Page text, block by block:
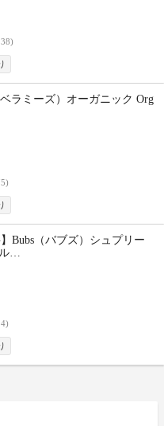
ラミーズ）オーガニック Org
】Bubs（バブズ）シュプリー
…